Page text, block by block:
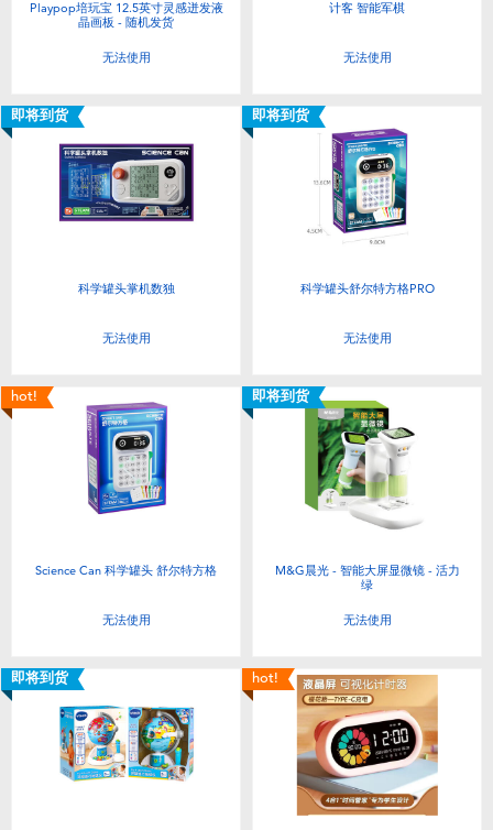
Playpop培玩宝 12.5英寸灵感迸发液
晶画板 - 随机发货
无法使用
计客 智能军棋
无法使用
即将到货
科学罐头掌机数独
无法使用
即将到货
科学罐头舒尔特方格PRO
无法使用
hot!
Science Can 科学罐头 舒尔特方格
无法使用
即将到货
M&G晨光 - 智能大屏显微镜 - 活力
绿
无法使用
即将到货 hot!